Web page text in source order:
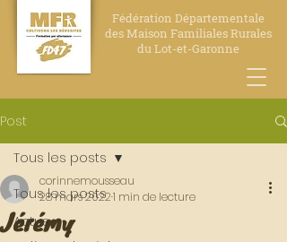
Fédération Départementale
des Maison Familiales Rurales
du Lot-et-Garonne
Post
Tous les posts
Actus
Tous les posts
Jérémy
corinnemousseau
28 mars 20221 min de lecture